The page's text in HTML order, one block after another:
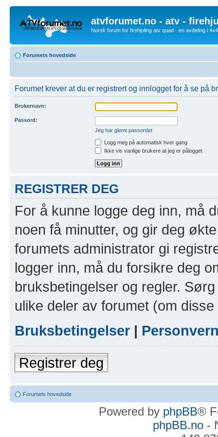
atvforumet.no - atv -
Norsk forum for firehjuling atv quad - en avdeling i
Forumets hovedside
Forumet krever at du er registrert og innlogget for å se på
Brukernavn:
Passord:
Jeg har glemt passordet
Logg meg på automatisk hver gang
Ikke vis vanlige brukere at jeg er pålogget
REGISTRER DEG
For å kunne logge deg inn, må
noen få minutter, og gir deg
forumets administrator gi
logger inn, må du forsikre deg
bruksbetingelser og regler.
ulike deler av forumet (om
Bruksbetingelser |
Registrer deg
Forumets hovedside
Powered by phpBB®
phpBB.no-